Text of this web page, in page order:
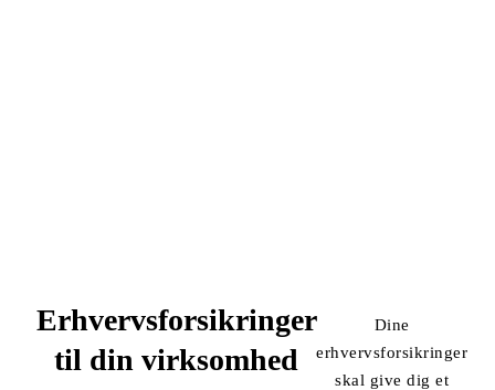
Erhvervsforsikringer
til din virksomhed
Dine
erhvervsforsikringer
skal give dig et